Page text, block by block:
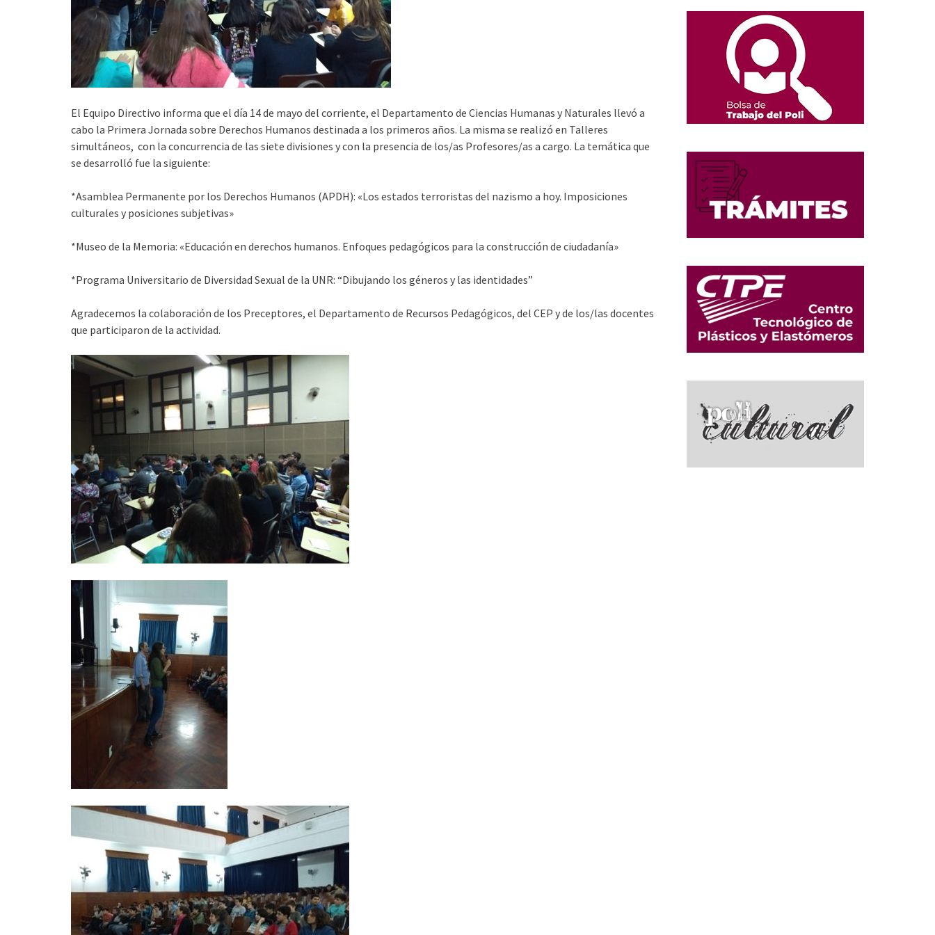
El Equipo Directivo informa que el día 14 de mayo del corriente, el Departamento de Ciencias Humanas y Naturales llevó a
cabo la Primera Jornada sobre Derechos Humanos destinada a los primeros años. La misma se realizó en Talleres
simultáneos, con la concurrencia de las siete divisiones y con la presencia de los/as Profesores/as a cargo. La temática que
se desarrolló fue la siguiente:
*Asamblea Permanente por los Derechos Humanos (APDH): «Los estados terroristas del nazismo a hoy. Imposiciones
culturales y posiciones subjetivas»
*Museo de la Memoria: «Educación en derechos humanos. Enfoques pedagógicos para la construcción de ciudadanía»
*Programa Universitario de Diversidad Sexual de la UNR: “Dibujando los géneros y las identidades”
Agradecemos la colaboración de los Preceptores, el Departamento de Recursos Pedagógicos, del CEP y de los/las docentes
que participaron de la actividad.